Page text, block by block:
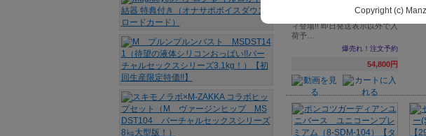
Copyright (c)
爆売れ!!液体シリコンシリーズ
にいよいよ19㎏究極柔肌ボデ
ィ登場!! 即日発送表示以外で入
荷予…
爆売れ！注文予約
54,800円